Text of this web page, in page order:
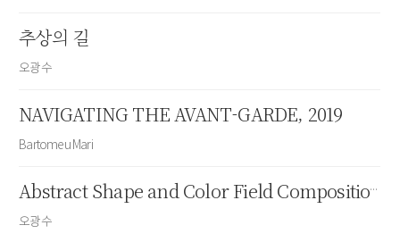
추상의 길
오광수
NAVIGATING THE AVANT-GARDE, 2019
Bartomeu Mari
Abstract Shape and Color Field Composition: The Art World of Yoo Youngkuk
오광수